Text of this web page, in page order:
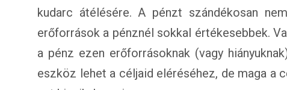
kudarc átélésére. A pénzt szándékosan
erőforrások a pénznél sokkal értékesebbek.
a pénz ezen erőforrásoknak (vagy
eszköz lehet a céljaid eléréséhez, de maga a